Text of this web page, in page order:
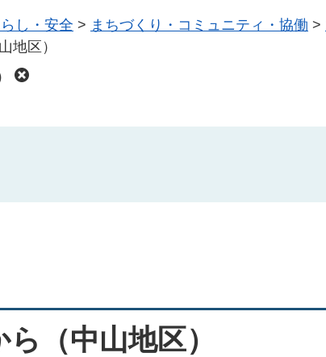
らし・安全 > まちづくり・コミュニティ・協働 >
地区）
（中山地区）